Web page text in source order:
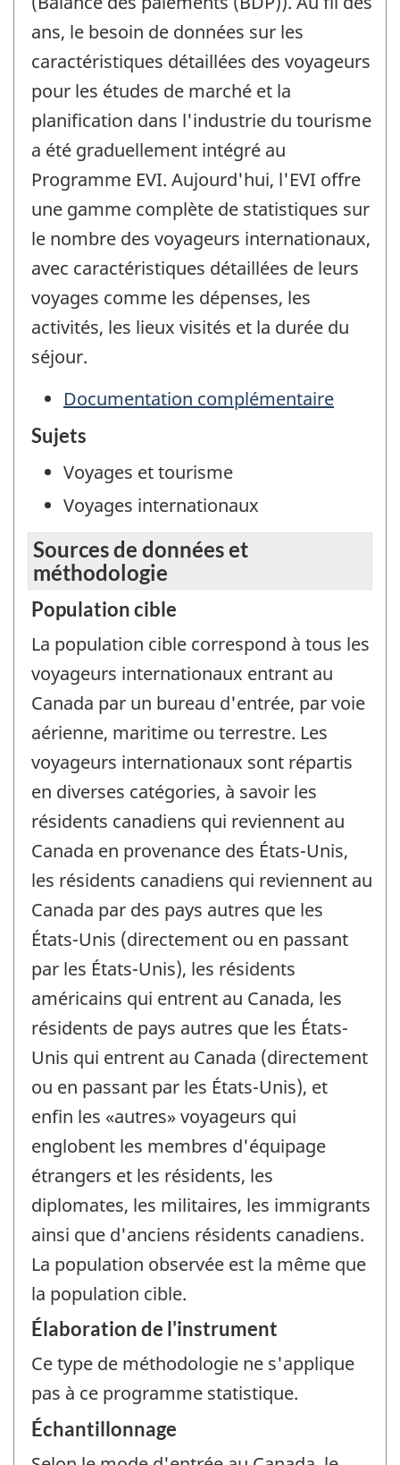
ans, le besoin de données sur les
caractéristiques détaillées des voyageurs
pour les études de marché et la
planification dans l'industrie du tourisme
a été graduellement intégré au
Programme EVI. Aujourd'hui, l'EVI offre
une gamme complète de statistiques sur
le nombre des voyageurs internationaux,
avec caractéristiques détaillées de leurs
voyages comme les dépenses, les
activités, les lieux visités et la durée du
séjour.
Documentation complémentaire
Sujets
Voyages et tourisme
Voyages internationaux
Sources de données et
méthodologie
Population cible
La population cible correspond à tous les
voyageurs internationaux entrant au
Canada par un bureau d'entrée, par voie
aérienne, maritime ou terrestre. Les
voyageurs internationaux sont répartis
en diverses catégories, à savoir les
résidents canadiens qui reviennent au
Canada en provenance des États-Unis,
les résidents canadiens qui reviennent au
Canada par des pays autres que les
États-Unis (directement ou en passant
par les États-Unis), les résidents
américains qui entrent au Canada, les
résidents de pays autres que les États-
Unis qui entrent au Canada (directement
ou en passant par les États-Unis), et
enfin les «autres» voyageurs qui
englobent les membres d'équipage
étrangers et les résidents, les
diplomates, les militaires, les immigrants
ainsi que d'anciens résidents canadiens.
La population observée est la même que
la population cible.
Élaboration de l'instrument
Ce type de méthodologie ne s'applique
pas à ce programme statistique.
Échantillonnage